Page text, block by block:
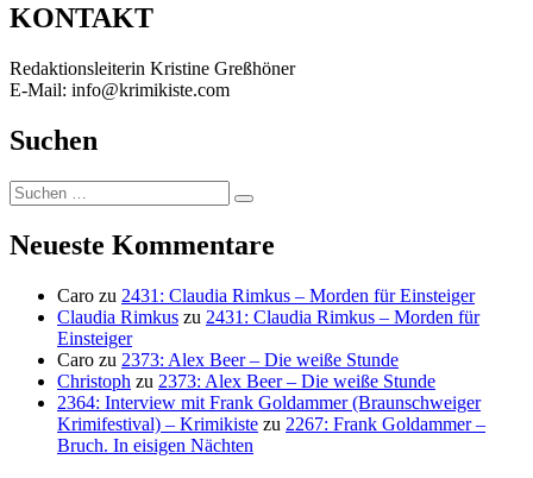
KONTAKT
Redaktionsleiterin Kristine Greßhöner
E-Mail: info@krimikiste.com
Suchen
Suchen
nach:
Suchen
Neueste Kommentare
Caro zu 2431: Claudia Rimkus – Morden für Einsteiger
Claudia Rimkus zu 2431: Claudia Rimkus – Morden für
Einsteiger
Caro zu 2373: Alex Beer – Die weiße Stunde
Christoph zu 2373: Alex Beer – Die weiße Stunde
2364: Interview mit Frank Goldammer (Braunschweiger
Krimifestival) – Krimikiste zu 2267: Frank Goldammer –
Bruch. In eisigen Nächten